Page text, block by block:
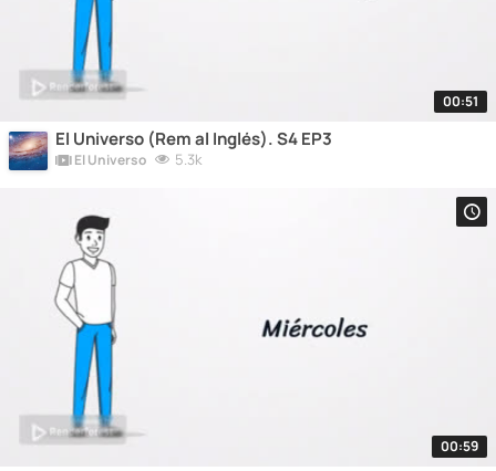
00:51
El Universo (Rem al Inglés). S4 EP3
El Universo 5.3k
00:59